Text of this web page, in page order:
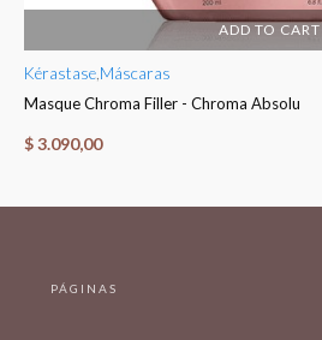
ADD TO CART
Kérastase Máscaras
Masque Chroma Filler - Chroma Absolu
$3.090,00
PÁGINAS